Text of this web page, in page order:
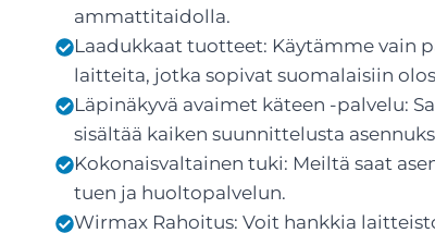
ammattitaidolla.
Laadukkaat tuotteet: Käytämme vain
laitteita, jotka sopivat suomalaisiin
Läpinäkyvä avaimet käteen -palvelu:
sisältää kaiken suunnittelusta
Kokonaisvaltainen tuki: Meiltä saat
tuen ja huoltopalvelun.
Wirmax Rahoitus: Voit hankkia